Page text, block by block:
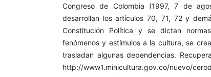
Congreso de Colombia (1997, 7 de
desarrollan los artículos 70, 71, 72 y
Constitución Política y se dictan
fenómenos y estímulos a la cultura, se
trasladan algunas dependencias.
http://www1.minicultura.gov.co/nuevo/